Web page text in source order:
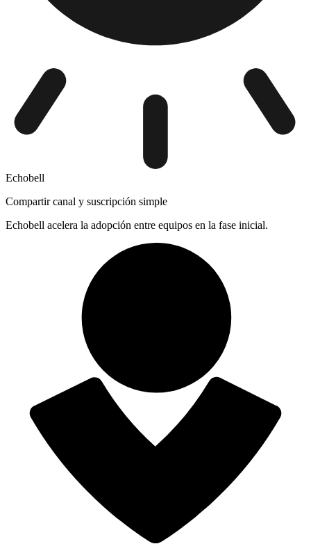
Echobell
Compartir canal y suscripción simple
Echobell acelera la adopción entre equipos en la fase inicial.